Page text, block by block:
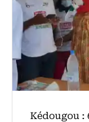
Kédougou :